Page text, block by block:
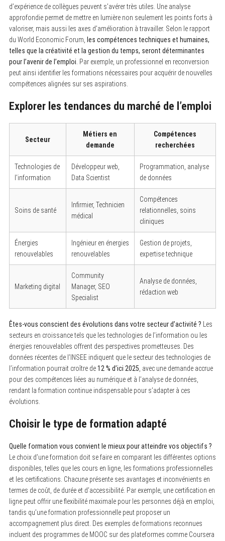
d’expérience de collègues peuvent s’avérer très utiles. Une analyse
approfondie permet de mettre en lumière non seulement les points forts à
valoriser, mais aussi les axes d’amélioration à travailler. Selon le rapport
du World Economic Forum, les compétences techniques et humaines,
telles que la créativité et la gestion du temps, seront déterminantes
pour l’avenir de l’emploi . Par exemple, un professionnel en reconversion
peut ainsi identifier les formations nécessaires pour acquérir de nouvelles
compétences alignées sur ses aspirations.
Explorer les tendances du marché de l’emploi
Secteur
Métiers en
demande
Compétences
recherchées
Technologies de
l’information
Développeur web,
Data Scientist
Programmation, analyse
de données
Soins de santé
Infirmier, Technicien
médical
Compétences
relationnelles, soins
cliniques
Énergies
renouvelables
Ingénieur en énergies
renouvelables
Gestion de projets,
expertise technique
Marketing digital
Community
Manager, SEO
Specialist
Analyse de données,
rédaction web
Êtes-vous conscient des évolutions dans votre secteur d’activité ? Les
secteurs en croissance tels que les technologies de l’information ou les
énergies renouvelables offrent des perspectives prometteuses. Des
données récentes de l’INSEE indiquent que le secteur des technologies de
l’information pourrait croître de12 % d’ici 2025 , avec une demande accrue
pour des compétences liées au numérique et à l’analyse de données,
rendant la formation continue indispensable pour s’adapter à ces
évolutions.
Choisir le type de formation adapté
Quelle formation vous convient le mieux pour atteindre vos objectifs ?
Le choix d’une formation doit se faire en comparant les différentes options
disponibles, telles que les cours en ligne, les formations professionnelles
et les certifications. Chacune présente ses avantages et inconvénients en
termes de coût, de durée et d’accessibilité. Par exemple, une certification en
ligne peut offrir une flexibilité maximale pour les personnes déjà en emploi,
tandis qu’une formation professionnelle peut proposer un
accompagnement plus direct. Des exemples de formations reconnues
incluent des programmes de MOOC sur des plateformes comme Coursera
a
f
o
r
: